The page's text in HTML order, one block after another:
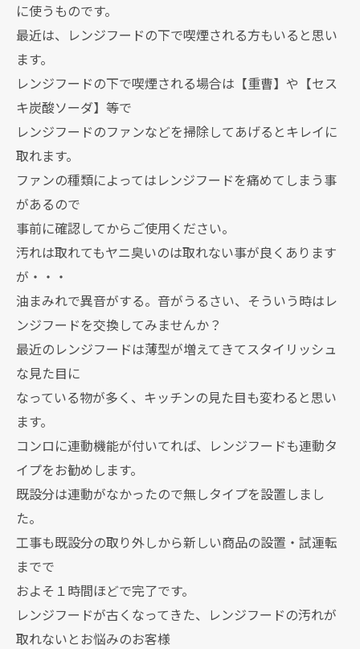
に使うものです。
最近は、レンジフードの下で喫煙される方もいると思い
ます。
レンジフードの下で喫煙される場合は【重曹】や【セス
キ炭酸ソーダ】等で
レンジフードのファンなどを掃除してあげるとキレイに
取れます。
ファンの種類によってはレンジフードを痛めてしまう事
があるので
事前に確認してからご使用ください。
汚れは取れてもヤニ臭いのは取れない事が良くあります
が・・・
油まみれで異音がする。音がうるさい、そういう時はレ
ンジフードを交換してみませんか？
最近のレンジフードは薄型が増えてきてスタイリッシュ
な見た目に
なっている物が多く、キッチンの見た目も変わると思い
ます。
コンロに連動機能が付いてれば、レンジフードも連動タ
イプをお勧めします。
既設分は連動がなかったので無しタイプを設置しまし
た。
工事も既設分の取り外しから新しい商品の設置・試運転
までで
およそ１時間ほどで完了です。
レンジフードが古くなってきた、レンジフードの汚れが
取れないとお悩みのお客様